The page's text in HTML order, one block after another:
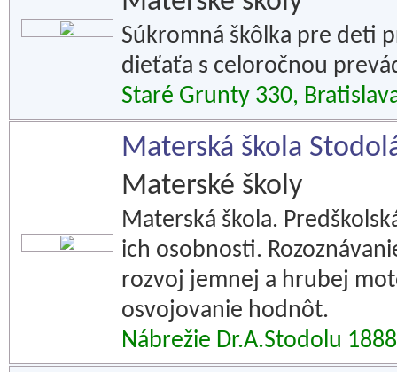
Súkromná škôlka pre deti
dieťaťa s celoročnou
Staré Grunty 330,
Materská škola
Materské školy
Materská škola.
ich osobnosti.
rozvoj jemnej a hrubej
osvojovanie hodnôt.
Nábrežie Dr.A.Stodolu